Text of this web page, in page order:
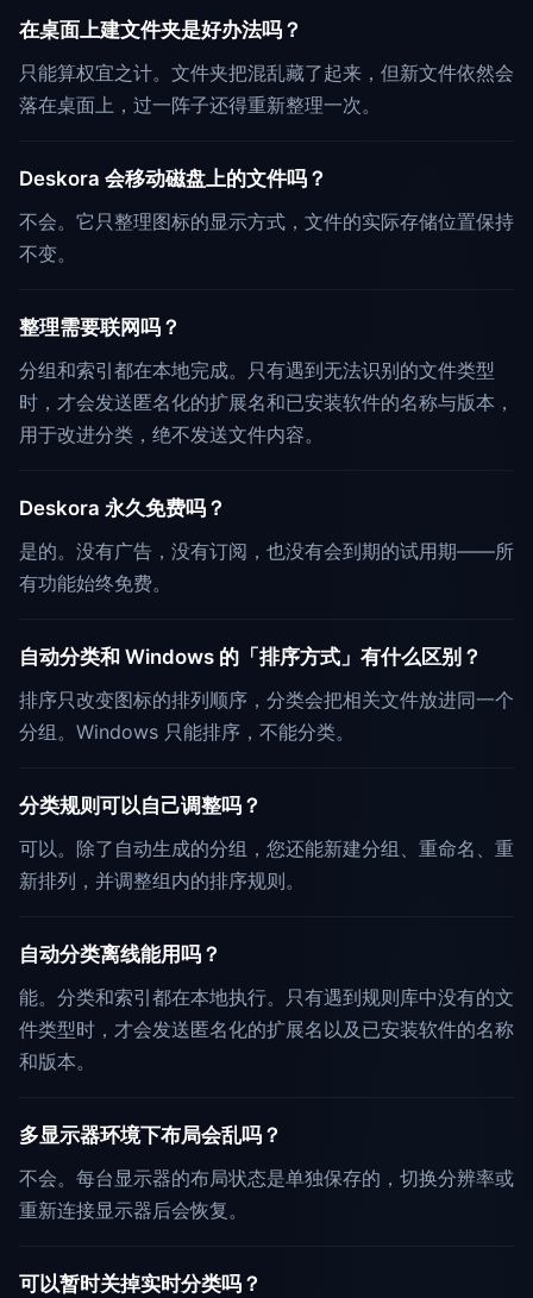
在桌面上建文件夹是好办法吗？
只能算权宜之计。文件夹把混乱藏了起来，但新文件依然会
落在桌面上，过一阵子还得重新整理一次。
Deskora 会移动磁盘上的文件吗？
不会。它只整理图标的显示方式，文件的实际存储位置保持
不变。
整理需要联网吗？
分组和索引都在本地完成。只有遇到无法识别的文件类型
时，才会发送匿名化的扩展名和已安装软件的名称与版本，
用于改进分类，绝不发送文件内容。
Deskora 永久免费吗？
是的。没有广告，没有订阅，也没有会到期的试用期——所
有功能始终免费。
自动分类和 Windows 的「排序方式」有什么区别？
排序只改变图标的排列顺序，分类会把相关文件放进同一个
分组。Windows 只能排序，不能分类。
分类规则可以自己调整吗？
可以。除了自动生成的分组，您还能新建分组、重命名、重
新排列，并调整组内的排序规则。
自动分类离线能用吗？
能。分类和索引都在本地执行。只有遇到规则库中没有的文
件类型时，才会发送匿名化的扩展名以及已安装软件的名称
和版本。
多显示器环境下布局会乱吗？
不会。每台显示器的布局状态是单独保存的，切换分辨率或
重新连接显示器后会恢复。
可以暂时关掉实时分类吗？